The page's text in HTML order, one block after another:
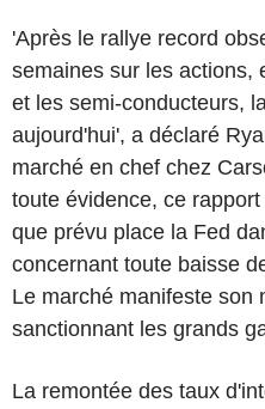
'Après le rallye record
semaines sur les actions,
et les semi-conducteurs,
aujourd'hui', a déclaré
marché en chef chez
toute évidence, ce
que prévu place la Fed
concernant toute baisse
Le marché manifeste son
sanctionnant les grands
La remontée des taux